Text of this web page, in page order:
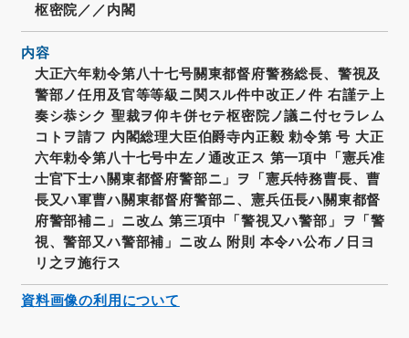
枢密院／／内閣
内容
大正六年勅令第八十七号關東都督府警務総長、警視及
警部ノ任用及官等等級ニ関スル件中改正ノ件 右謹テ上
奏シ恭シク 聖裁ヲ仰キ併セテ枢密院ノ議ニ付セラレム
コトヲ請フ 内閣総理大臣伯爵寺内正毅 勅令第 号 大正
六年勅令第八十七号中左ノ通改正ス 第一項中「憲兵准
士官下士ハ關東都督府警部ニ」ヲ「憲兵特務曹長、曹
長又ハ軍曹ハ關東都督府警部ニ、憲兵伍長ハ關東都督
府警部補ニ」ニ改ム 第三項中「警視又ハ警部」ヲ「警
視、警部又ハ警部補」ニ改ム 附則 本令ハ公布ノ日ヨ
リ之ヲ施行ス
資料画像の利用について